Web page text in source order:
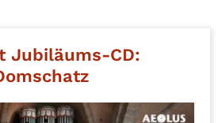
Jubiläums-CD: